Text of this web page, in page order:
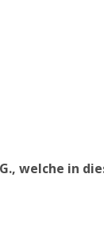
welche in